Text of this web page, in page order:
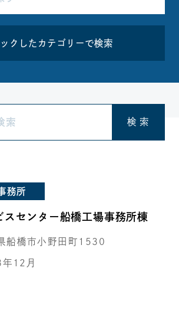
クしたカテゴリーで検索
検 索
務所
スセンター船橋工場事務所棟
船橋市小野田町1530
12月